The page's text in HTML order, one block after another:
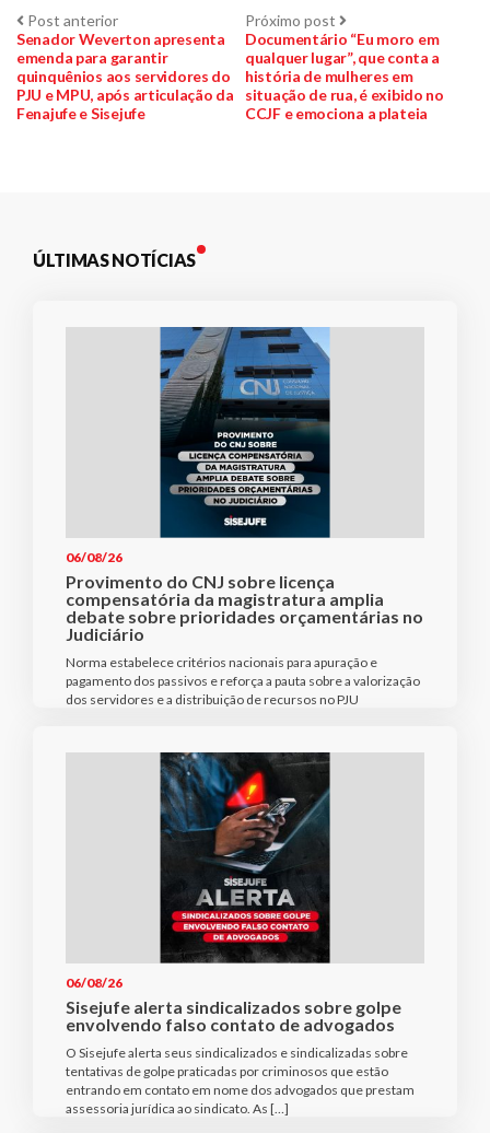
Navegação
de
Post
Post anteriorPost
anterior:
Senador Weverton apresenta
emenda para garantir
quinquênios aos servidores do
PJU e MPU, após articulação da
Fenajufe e Sisejufe
Próximo post Próximo
post:
Documentário “Eu moro em
qualquer lugar”, que conta a
história de mulheres em
situação de rua, é exibido no
CCJF e emociona a plateia
ÚLTIMAS NOTÍCIAS
06/08/26
Provimento do CNJ sobre licença
compensatória da magistratura amplia
debate sobre prioridades orçamentárias no
Judiciário
Norma estabelece critérios nacionais para apuração e
pagamento dos passivos e reforça a pauta sobre a valorização
dos servidores e a distribuição de recursos no PJU
06/08/26
Sisejufe alerta sindicalizados sobre golpe
envolvendo falso contato de advogados
O Sisejufe alerta seus sindicalizados e sindicalizadas sobre
tentativas de golpe praticadas por criminosos que estão
entrando em contato em nome dos advogados que prestam
assessoria jurídica ao sindicato. As […]